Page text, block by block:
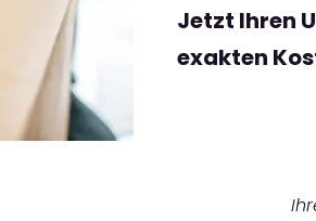
Jetzt Ihren
exakten